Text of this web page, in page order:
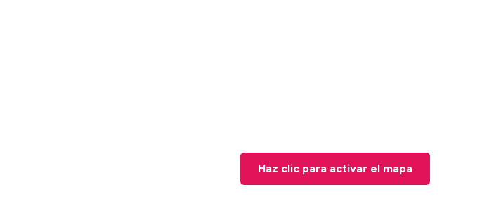
Haz clic para activar el mapa